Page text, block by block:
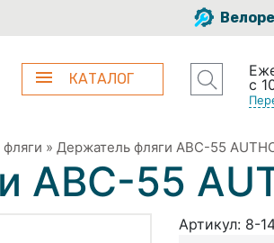
КАТАЛОГ
с
» Держатель фляги АBС-55
АBС-55
Артикул: 8-